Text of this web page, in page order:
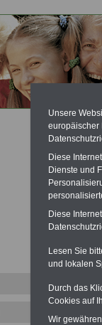
Unsere
europäischer
Diese
Dienste und
Diese
Lesen Sie
und lokalen
Durch das
Cookies auf
Wir